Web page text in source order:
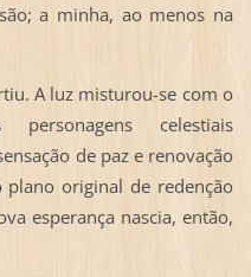
a minha, ao menos na
A luz misturou-se com o
celestiais
de paz e renovação
original de redenção
esperança nascia, então,